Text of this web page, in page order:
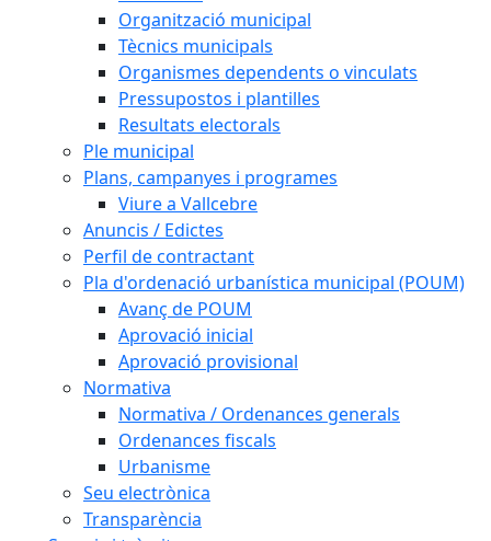
Organització municipal
Tècnics municipals
Organismes dependents o vinculats
Pressupostos i plantilles
Resultats electorals
Ple municipal
Plans, campanyes i programes
Viure a Vallcebre
Anuncis / Edictes
Perfil de contractant
Pla d'ordenació urbanística municipal (POUM)
Avanç de POUM
Aprovació inicial
Aprovació provisional
Normativa
Normativa / Ordenances generals
Ordenances fiscals
Urbanisme
Seu electrònica
Transparència